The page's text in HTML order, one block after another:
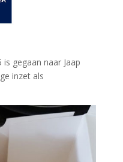
gegaan naar Jaap
inzet als